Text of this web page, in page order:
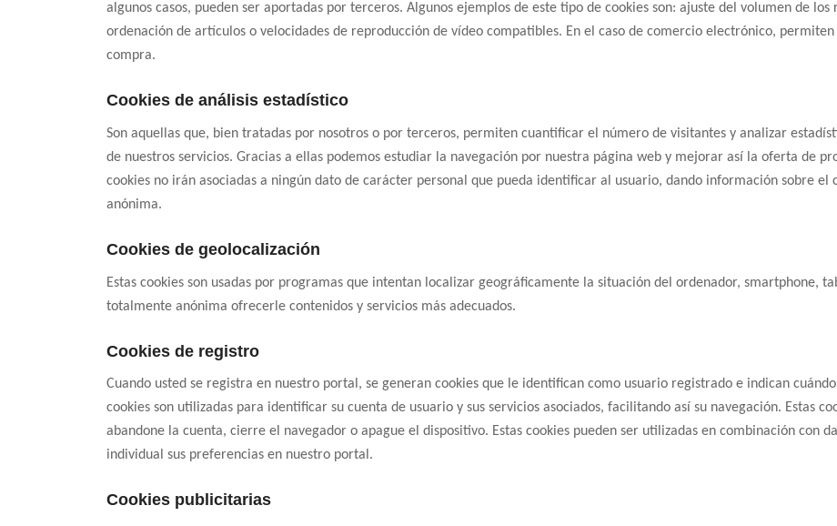
algunos casos, pueden ser aportadas por terceros. Algunos ejemplos de este tipo de cookies son: ajuste del volumen de
ordenación de artículos o velocidades de reproducción de vídeo compatibles. En el caso de comercio electrónico,
compra.
Cookies de análisis estadístico
Son aquellas que, bien tratadas por nosotros o por terceros, permiten cuantificar el número de visitantes y analizar
de nuestros servicios. Gracias a ellas podemos estudiar la navegación por nuestra página web y mejorar así la oferta de
cookies no irán asociadas a ningún dato de carácter personal que pueda identificar al usuario, dando información sobre
anónima.
Cookies de geolocalización
Estas cookies son usadas por programas que intentan localizar geográficamente la situación del ordenador, smartphone,
totalmente anónima ofrecerle contenidos y servicios más adecuados.
Cookies de registro
Cuando usted se registra en nuestro portal, se generan cookies que le identifican como usuario registrado e indican
cookies son utilizadas para identificar su cuenta de usuario y sus servicios asociados, facilitando así su navegación. Estas
abandone la cuenta, cierre el navegador o apague el dispositivo. Estas cookies pueden ser utilizadas en combinación con
individual sus preferencias en nuestro portal.
Cookies publicitarias